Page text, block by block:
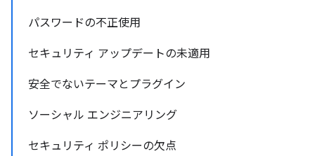
パスワードの不正使用
セキュリティ アップデートの未適用
安全でないテーマとプラグイン
ソーシャル エンジニアリング
セキュリティ ポリシーの欠点